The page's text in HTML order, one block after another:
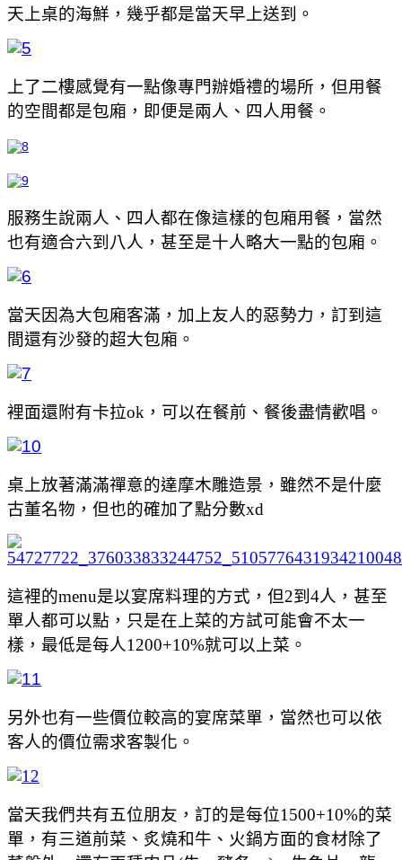
天上桌的海鮮，幾乎都是當天早上送到。
上了二樓感覺有一點像專門辦婚禮的場所，但用餐
的空間都是包廂，即便是兩人、四人用餐。
服務生說兩人、四人都在像這樣的包廂用餐，當然
也有適合六到八人，甚至是十人略大一點的包廂。
當天因為大包廂客滿，加上友人的惡勢力，訂到這
間還有沙發的超大包廂。
裡面還附有卡拉ok，可以在餐前、餐後盡情歡唱。
桌上放著滿滿禪意的達摩木雕造景，雖然不是什麼
古董名物，但也的確加了點分數xd
這裡的menu是以宴席料理的方式，但2到4人，甚至
單人都可以點，只是在上菜的方試可能會不太一
樣，最低是每人1200+10%就可以上菜。
另外也有一些價位較高的宴席菜單，當然也可以依
客人的價位需求客製化。
當天我們共有五位朋友，訂的是每位1500+10%的菜
單，有三道前菜、炙燒和牛、火鍋方面的食材除了